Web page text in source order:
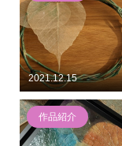
2021.12.15
作品紹介